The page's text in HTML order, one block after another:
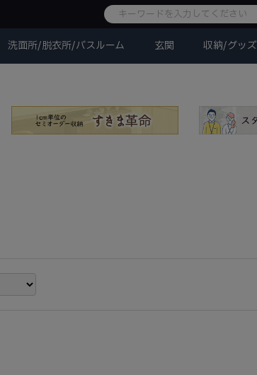
洗面所/脱衣所/バスルーム 玄関 収納/グッズ